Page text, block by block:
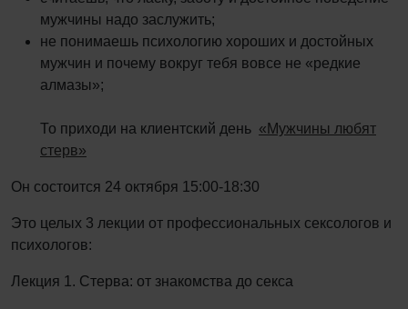
мужчины надо заслужить;
не понимаешь психологию хороших и достойных
мужчин и почему вокруг тебя вовсе не «редкие
алмазы»;
То приходи на клиентский день «Мужчины любят
стерв»
Он состоится 24 октября 15:00-18:30
Это целых 3 лекции от профессиональных сексологов и
психологов:
Лекция 1. Стерва: от знакомства до секса